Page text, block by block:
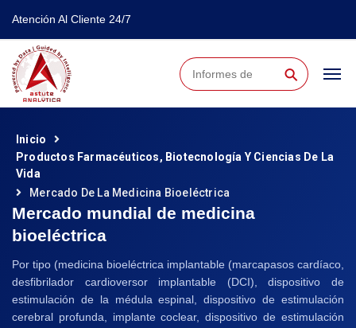
Atención Al Cliente 24/7
⚲
Inicio
Productos Farmacéuticos, Biotecnología Y Ciencias De La
Vida
Mercado De La Medicina Bioeléctrica
Mercado mundial de medicina
bioeléctrica
Por tipo (medicina bioeléctrica implantable (marcapasos cardíaco,
desfibrilador cardioversor implantable (DCI), dispositivo de
estimulación de la médula espinal, dispositivo de estimulación
cerebral profunda, implante coclear, dispositivo de estimulación